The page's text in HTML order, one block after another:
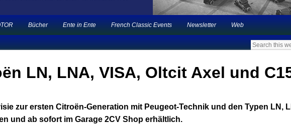
Bücher Ente in Ente French Classic Events Newsletter Web
LN, LNA, VISA, Oltcit Axel und
zur ersten Citroën-Generation mit Peugeot-Technik und den Typen LN,
und ab sofort im Garage 2CV Shop erhältlich.